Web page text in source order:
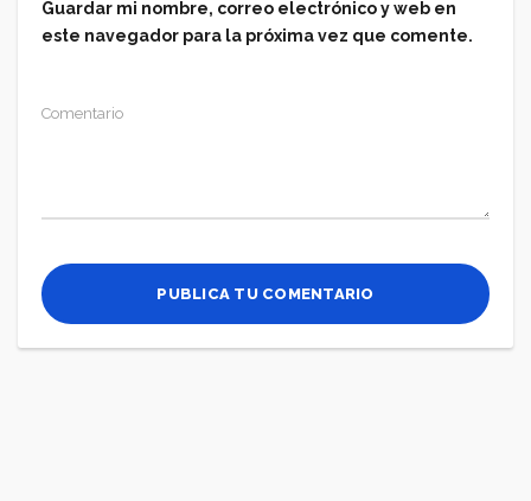
Guardar mi nombre, correo electrónico y web en
este navegador para la próxima vez que comente.